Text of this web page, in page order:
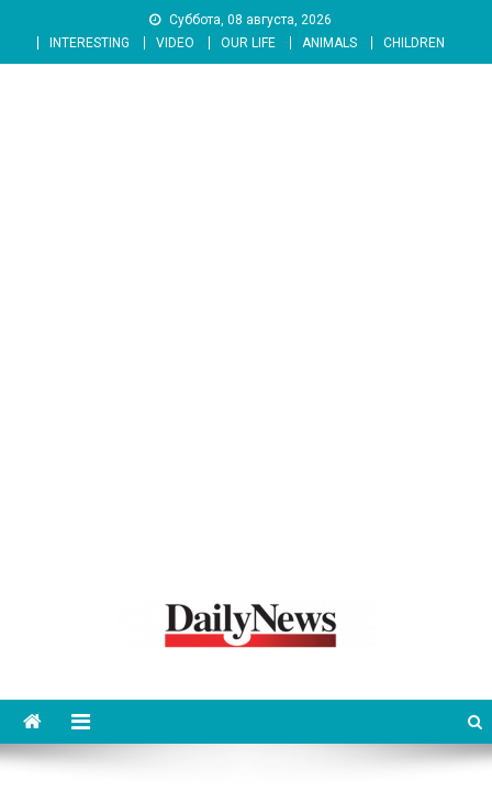
content
Суббота, 08 августа, 2026
INTERESTING
VIDEO OUR LIFE ANIMALS CHILDREN